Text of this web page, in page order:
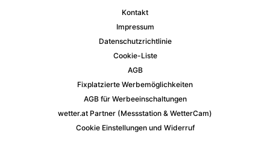
Kontakt
Impressum
Datenschutzrichtlinie
Cookie-Liste
AGB
Fixplatzierte Werbemöglichkeiten
AGB für Werbeeinschaltungen
wetter.at Partner (Messstation & WetterCam)
Cookie Einstellungen und Widerruf